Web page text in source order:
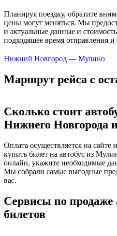
Планируя поездку, обратите
цены могут меняться. Мы
и актуальные данные и
подходящее время отправления и
Нижний Новгород — Мулино
Маршрут рейса с
Сколько стоит
Нижнего Новгорода
Оплата осуществляется на сайте
купить билет на автобус из
онлайн, укажите необходимые
Мы собрали самые выгодные
вас.
Сервисы по продаже
билетов